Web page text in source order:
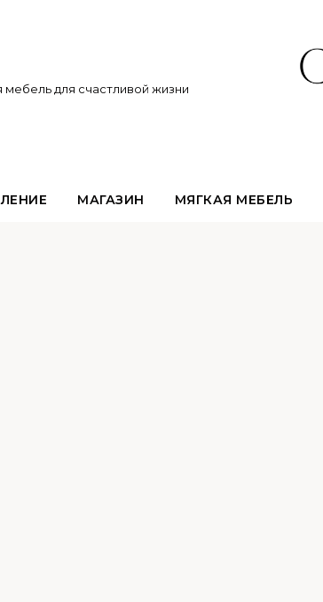
мебель для счастливой жизни
МАГАЗИН МЯГКАЯ МЕБЕЛЬ